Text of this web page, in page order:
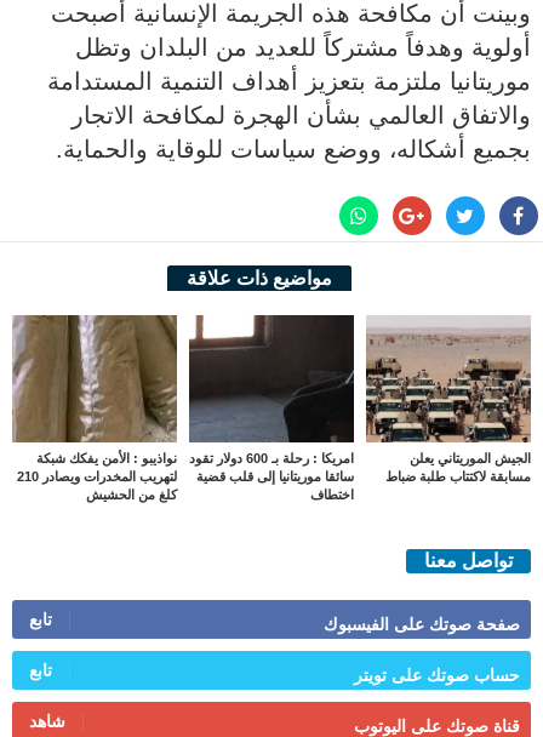
وبينت أن مكافحة هذه الجريمة الإنسانية أصبحت
أولوية وهدفاً مشتركاً للعديد من البلدان وتظل
موريتانيا ملتزمة بتعزيز أهداف التنمية المستدامة
والاتفاق العالمي بشأن الهجرة لمكافحة الاتجار
بجميع أشكاله، ووضع سياسات للوقاية والحماية.
مواضيع ذات علاقة
الجيش الموريتاني يعلن
مسابقة لاكتتاب طلبة ضباط
امريكا : رحلة بـ 600 دولار تقود
سائقا موريتانيا إلى قلب قضية
اختطاف
نواذيبو : الأمن يفكك شبكة
لتهريب المخدرات ويصادر 210
كلغ من الحشيش
تواصل معنا
صفحة صوتك على الفيسبوك تابع
حساب صوتك على تويتر تابع
قناة صوتك على اليوتوب شاهد